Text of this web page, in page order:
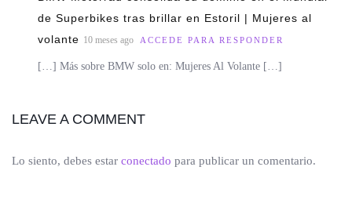
de Superbikes tras brillar en Estoril | Mujeres al
volante 10 meses ago ACCEDE PARA RESPONDER
[…] Más sobre BMW solo en: Mujeres Al Volante […]
LEAVE A COMMENT
Lo siento, debes estar conectado para publicar un comentario.